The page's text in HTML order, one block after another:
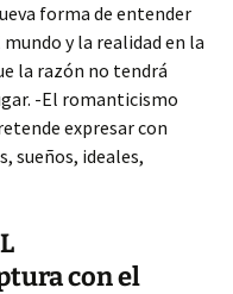
forma de entender
mundo y la realidad en la
la razón no tendrá
-El romanticismo
expresar con
sueños, ideales,
con el